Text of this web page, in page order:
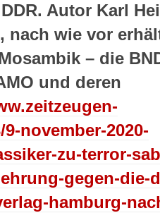
Autor Karl
nach wie vor
– die
und deren
november-2020-
zu-terror-
gegen-die-
hamburg-